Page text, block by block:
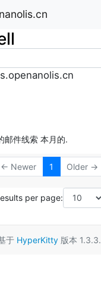
邮件线索 本月的.
← Newer 1 Older →
per page:
于 HyperKitty 版本 1.3.3.